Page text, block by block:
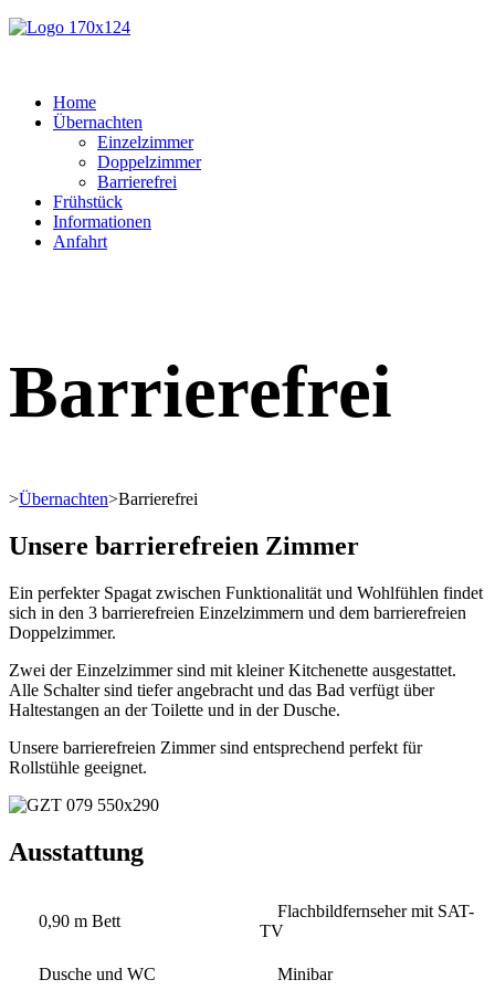
Home
Übernachten
Einzelzimmer
Doppelzimmer
Barrierefrei
Frühstück
Informationen
Anfahrt
Barrierefrei
>Übernachten>Barrierefrei
Unsere barrierefreien Zimmer
Ein perfekter Spagat zwischen Funktionalität und Wohlfühlen findet
sich in den 3 barrierefreien Einzelzimmern und dem barrierefreien
Doppelzimmer.
Zwei der Einzelzimmer sind mit kleiner Kitchenette ausgestattet.
Alle Schalter sind tiefer angebracht und das Bad verfügt über
Haltestangen an der Toilette und in der Dusche.
Unsere barrierefreien Zimmer sind entsprechend perfekt für
Rollstühle geeignet.
Ausstattung
0,90 m Bett
Flachbildfernseher mit SAT-
TV
Dusche und WC Minibar